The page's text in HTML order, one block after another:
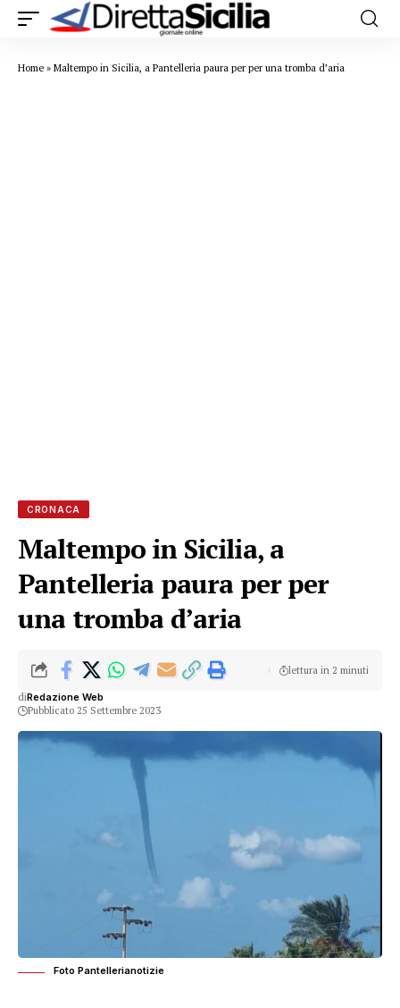
Home » Maltempo in Sicilia, a Pantelleria paura per per una tromba d’aria
CRONACA
Maltempo in Sicilia, a
Pantelleria paura per per
una tromba d’aria
diRedazione Web
Pubblicato 25 Settembre 2023
lettura in 2 minuti
Foto Pantellerianotizie